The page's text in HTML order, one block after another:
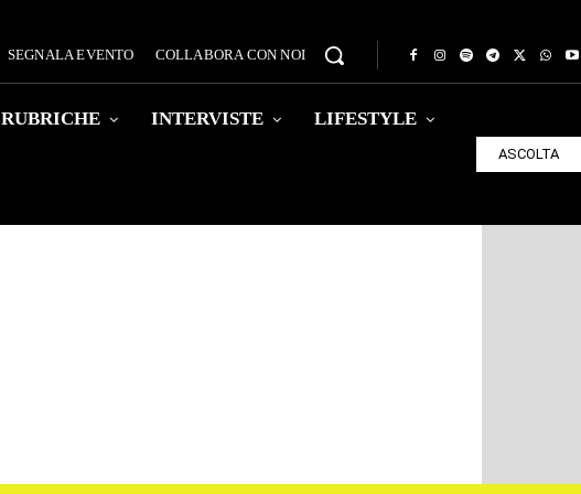
SEGNALA EVENTO COLLABORA CON NOI
RUBRICHE INTERVISTE LIFESTYLE
ASCOLTA